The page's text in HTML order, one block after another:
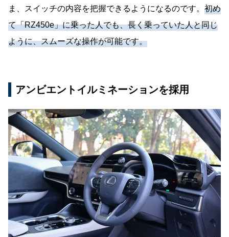
ま、スイッチの内容を把握できるようになるのです。 初め
て「RZ450e」に乗った人でも、長く乗っていた人と同じ
ように、スムーズな操作が可能です。
アンビエントイルミネーションを採用